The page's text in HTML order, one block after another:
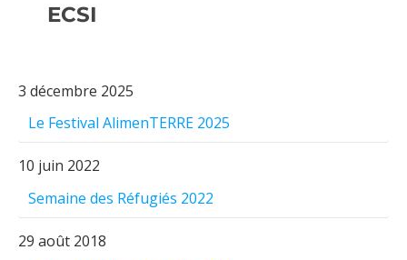
ECSI
3 décembre 2025
Le Festival AlimenTERRE 2025
10 juin 2022
Semaine des Réfugiés 2022
29 août 2018